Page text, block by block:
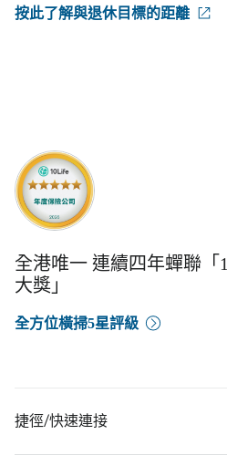
按此了解與退休目標的距離
全港唯一 連續四年蟬聯「
大獎」
全方位橫掃5星評級
捷徑/快速連接